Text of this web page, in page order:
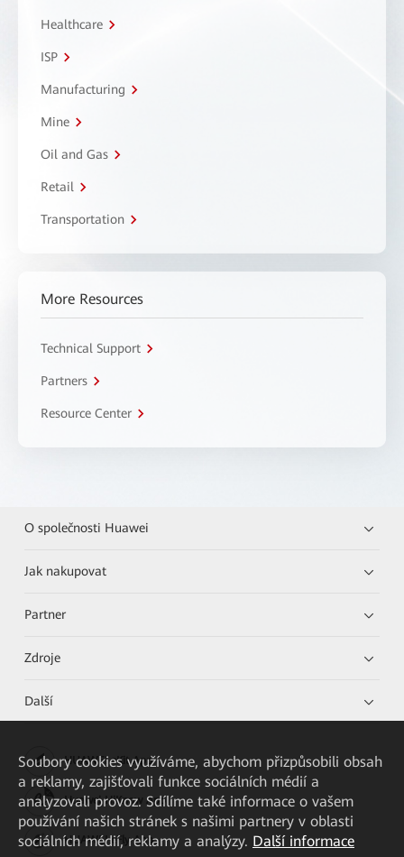
Healthcare
ISP
Manufacturing
Mine
Oil and Gas
Retail
Transportation
More Resources
Technical Support
Partners
Resource Center
O společnosti Huawei
Jak nakupovat
Partner
Zdroje
Další
HUAWEI eKit App
Huawei HiKnow App
HUAWEI eFly App
Soubory cookies využíváme, abychom přizpůsobili obsah
a reklamy, zajišťovali funkce sociálních médií a
analyzovali provoz. Sdílíme také informace o vašem
používání našich stránek s našimi partnery v oblasti
sociálních médií, reklamy a analýzy. Další informace